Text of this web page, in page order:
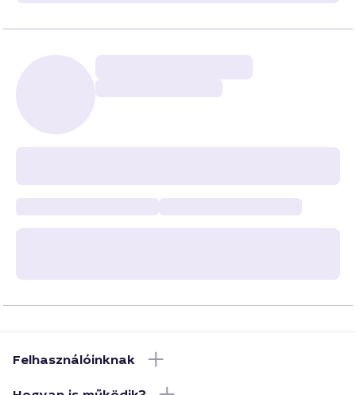
Felhasználóinknak